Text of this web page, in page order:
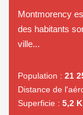
Montmorency
des habitants
ville...
Population : 21
Distance de
Superficie : 5,2